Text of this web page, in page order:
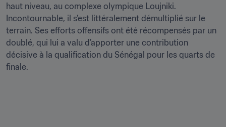
haut niveau, au complexe olympique Loujniki.
Incontournable, il s’est littéralement démultiplié sur le
terrain. Ses efforts offensifs ont été récompensés par un
doublé, qui lui a valu d’apporter une contribution
décisive à la qualification du Sénégal pour les quarts de
finale.